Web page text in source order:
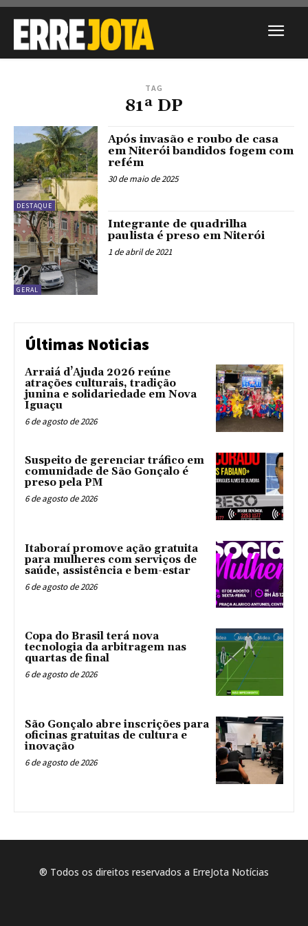
TAG
81ª DP
DESTAQUE
Após invasão e roubo de casa
em Niterói bandidos fogem com
refém
30 de maio de 2025
GERAL
Integrante de quadrilha
paulista é preso em Niterói
1 de abril de 2021
Últimas Noticias
Arraiá d’Ajuda 2026 reúne
atrações culturais, tradição
junina e solidariedade em Nova
Iguaçu
6 de agosto de 2026
Suspeito de gerenciar tráfico em
comunidade de São Gonçalo é
preso pela PM
6 de agosto de 2026
Itaboraí promove ação gratuita
para mulheres com serviços de
saúde, assistência e bem-estar
6 de agosto de 2026
Copa do Brasil terá nova
tecnologia da arbitragem nas
quartas de final
6 de agosto de 2026
São Gonçalo abre inscrições para
oficinas gratuitas de cultura e
inovação
6 de agosto de 2026
® Todos os direitos reservados a ErreJota Notícias